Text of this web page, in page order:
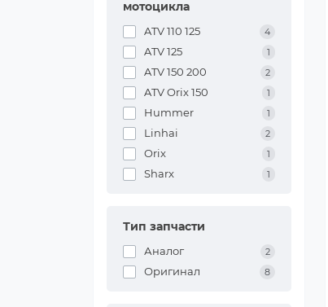
мотоцикла
ATV 110 125 4
ATV 125 1
ATV 150 200 2
ATV Orix 150 1
Hummer 1
Linhai 2
Orix 1
Sharx 1
Тип запчасти
Аналог 2
Оригинал 8